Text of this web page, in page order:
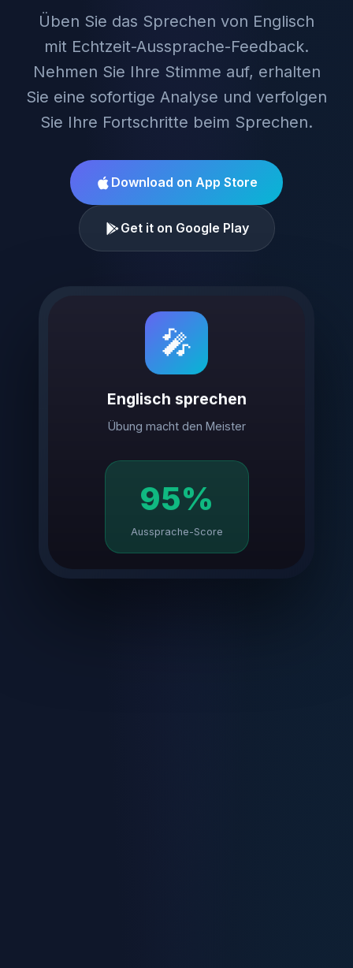
Üben Sie das Sprechen von Englisch
mit Echtzeit-Aussprache-Feedback.
Nehmen Sie Ihre Stimme auf, erhalten
Sie eine sofortige Analyse und verfolgen
Sie Ihre Fortschritte beim Sprechen.
Download on App Store
Get it on Google Play
🎤
Englisch sprechen
Übung macht den Meister
95%
Aussprache-Score